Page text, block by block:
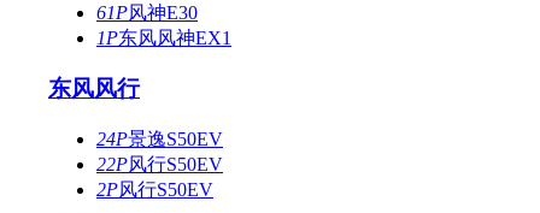
61P风神E30
1P东风风神EX1
东风风行
24P景逸S50EV
22P风行S50EV
2P风行S50EV